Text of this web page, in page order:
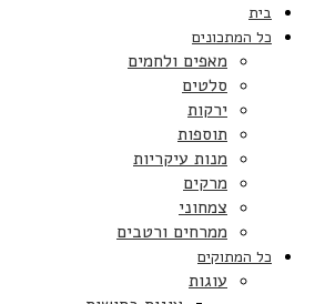
בית
כל המתכונים
מאפים ולחמים
סלטים
ירקות
תוספות
מנות עיקריות
מרקים
צמחוני
ממרחים ורטבים
כל המתוקים
עוגות